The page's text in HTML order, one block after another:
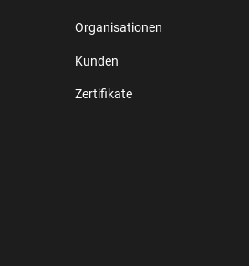
Organisationen
Kunden
Zertifikate